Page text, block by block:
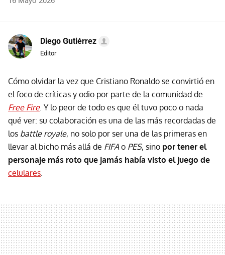
Diego Gutiérrez
Editor
Cómo olvidar la vez que Cristiano Ronaldo se convirtió en
el foco de críticas y odio por parte de la comunidad de
Free Fire. Y lo peor de todo es que él tuvo poco o nada
qué ver: su colaboración es una de las más recordadas de
los battle royale, no solo por ser una de las primeras en
llevar al bicho más allá de FIFA o PES, sino por tener el
personaje más roto que jamás había visto el juego de
celulares.